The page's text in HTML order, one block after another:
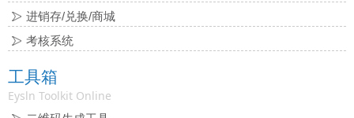
进销存/兑换/商城
考核系统
工具箱
Eysln Toolkit Online